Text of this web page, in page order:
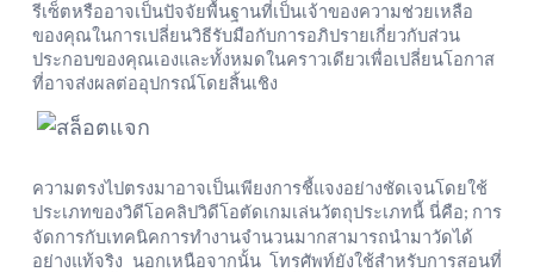
รีเซ็ตหรืออาจเป็นปัจจัยพื้นฐานที่เป็นเจ้าของความช่วยเหลือ
ของคุณในการเปลี่ยนวิธีรับมือกับการอภิปรายเกี่ยวกับส่วน
ประกอบของคุณเองและทั้งหมดในคราวเดียวเพื่อเปลี่ยนโอกาส
ที่อาจส่งผลต่ออุปกรณ์โดยสิ้นเชิง
ความตรงไปตรงมาอาจเป็นเพียงการชี้แจงอย่างชัดเจนโดยใช้
ประเภทของวิดีโอคลิปวิดีโอตัดเกมเล่นวัตถุประเภทนี้ นี่คือ; การ
จัดการกับเทคนิคการทำงานจำนวนมากสามารถนำมาวัดได้
อย่างแท้จริง
นอกเหนือจากนั้น โทรศัพท์ยังใช้สำหรับการสอนที่